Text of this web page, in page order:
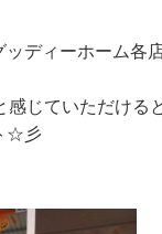
ディーホーム各
じていただける
☆彡